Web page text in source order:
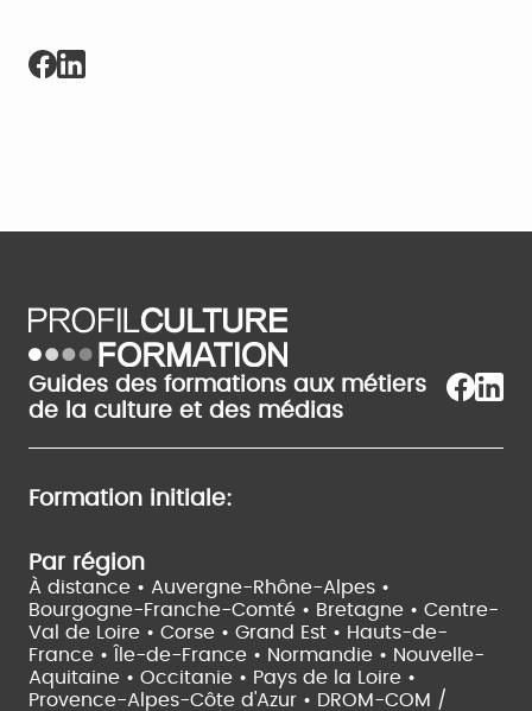
Guides des formations aux métiers
de la culture et des médias
Formation initiale:
Par région
À distance • Auvergne-Rhône-Alpes •
Bourgogne-Franche-Comté • Bretagne • Centre-
Val de Loire • Corse • Grand Est • Hauts-de-
France •
Île-de-France • Normandie • Nouvelle-
Aquitaine • Occitanie • Pays de la Loire •
Provence-Alpes-Côte d'Azur • DROM-COM /